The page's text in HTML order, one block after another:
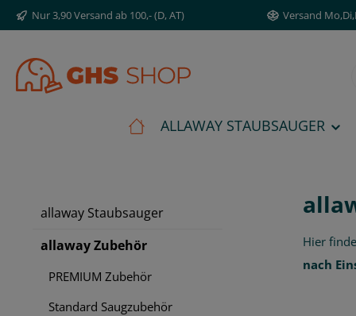
Hauptinhalt springen
Zur Suche springen
Zur Hauptnavigation springen
Nur 3,90 Versand ab 100,- (D, AT) Versand
ALLAWAY STAUBSAUGER
allaway Staubsauger
allaway Zubehör
PREMIUM Zubehör
Standard Saugzubehör
Hier
nach